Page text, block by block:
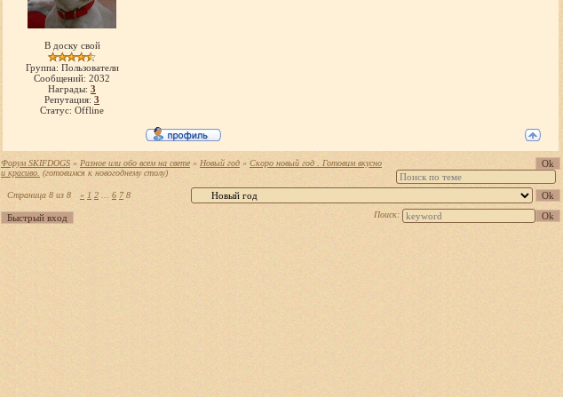
В доску свой
Группа: Пользователи
Сообщений: 2032
Награды: 3
Репутация: 3
Статус: Offline
Форум SKIFDOGS » Разное или обо всем на свете » Новый год » Скоро новый год . Готовим вкусно
и красиво. (готовимся к новогоднему столу)
Страница 8 из 8 « 1 2 6 7 8
Поиск: